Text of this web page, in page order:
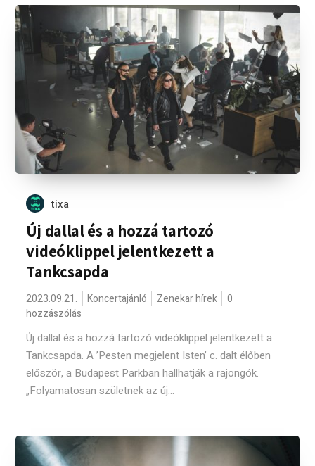
tixa
Új dallal és a hozzá tartozó
videóklippel jelentkezett a
Tankcsapda
2023.09.21. Koncertajánló Zenekar hírek
0
hozzászólás
Új dallal és a hozzá tartozó videóklippel jelentkezett a
Tankcsapda. A ’Pesten megjelent Isten’ c. dalt élőben
először, a Budapest Parkban hallhatják a rajongók.
„Folyamatosan születnek az új...